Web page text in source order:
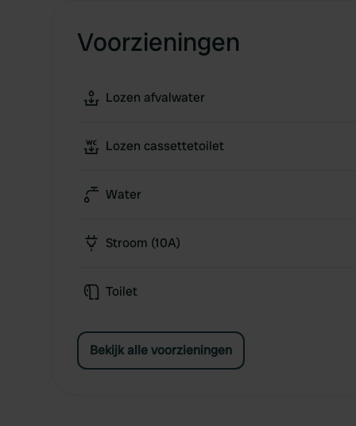
Voorzieningen
Lozen afvalwater
Lozen cassettetoilet
Water
Stroom (10A)
Toilet
Bekijk alle voorzieningen